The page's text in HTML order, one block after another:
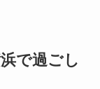
で過ごし